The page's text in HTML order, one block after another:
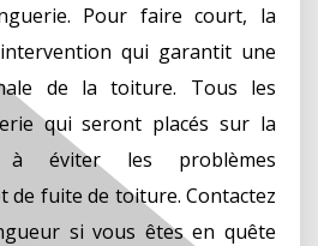
Pour faire court, la
qui garantit une
de la toiture. Tous les
qui seront placés sur la
éviter les problèmes
de fuite de toiture. Contactez
si vous êtes en quête